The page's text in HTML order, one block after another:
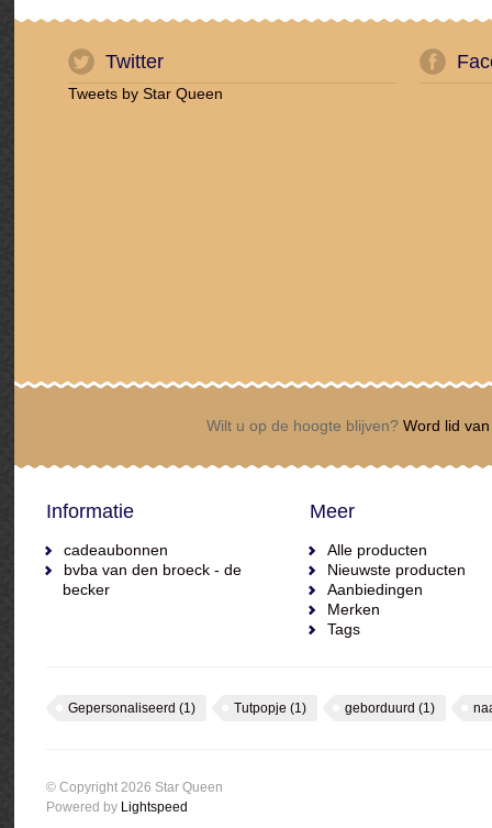
Twitter
Tweets by Star Queen
Wilt u op de hoogte blijven? Word lid
Informatie
cadeaubonnen
bvba van den broeck - de
becker
Meer
Alle producten
Nieuwste producten
Aanbiedingen
Merken
Tags
Gepersonaliseerd (1) Tutpopje (1) geborduurd (1)
© Copyright 2026 Star Queen
Powered by Lightspeed